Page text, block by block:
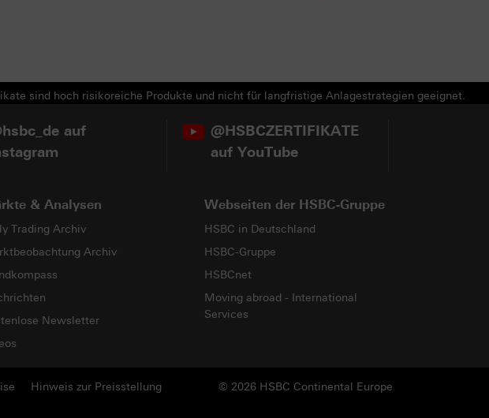
sind hoch risikoreiche Produkte und nicht für langfristige Anlagestrategien geeignet.
auf
@HSBCZERTIFIKATE
auf YouTube
& Analysen
Trading Archiv
Archiv
Newsletter
Webseiten der HSBC-Gruppe
HSBC in Deutschland
HSBC-Gruppe
HSBCnet
Moving abroad - International
Services
© 2026 HSBC Continental Europe
Hinweis zur Preisstellung